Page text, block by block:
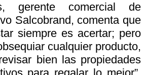
gerente comercial de
Salcobrand, comenta que
siempre es acertar; pero
cualquier producto,
bien las propiedades